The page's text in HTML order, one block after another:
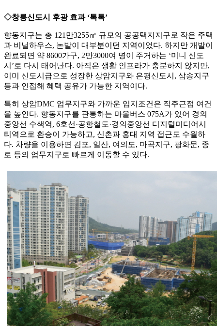
◇창릉신도시 후광 효과 ‘톡톡’
향동지구는 총 121만3255㎡ 규모의 공공택지지구로 작은 주택
과 비닐하우스, 논밭이 대부분이던 지역이었다. 하지만 개발이
완료되면 약 8600가구, 2만3000여 명이 주거하는 ‘미니 신도
시’로 다시 태어난다. 아직은 생활 인프라가 충분하지 않지만,
이미 신도시급으로 성장한 상암지구와 은평신도시, 삼송지구
등과 인접해 혜택 공유가 가능한 지역이다.
특히 상암DMC 업무지구와 가까운 입지조건은 직주근접 여건
을 높인다. 향동지구를 관통하는 마을버스 075A가 있어 경의
중앙선 수색역, 6호선·공항철도·경의중앙선 디지털미디어시
티역으로 환승이 가능하고, 신촌과 홍대 지역 접근도 수월하
다. 차량을 이용하면 김포, 일산, 여의도, 마곡지구, 광화문, 종
로 등의 업무지구로 빠르게 이동할 수 있다.